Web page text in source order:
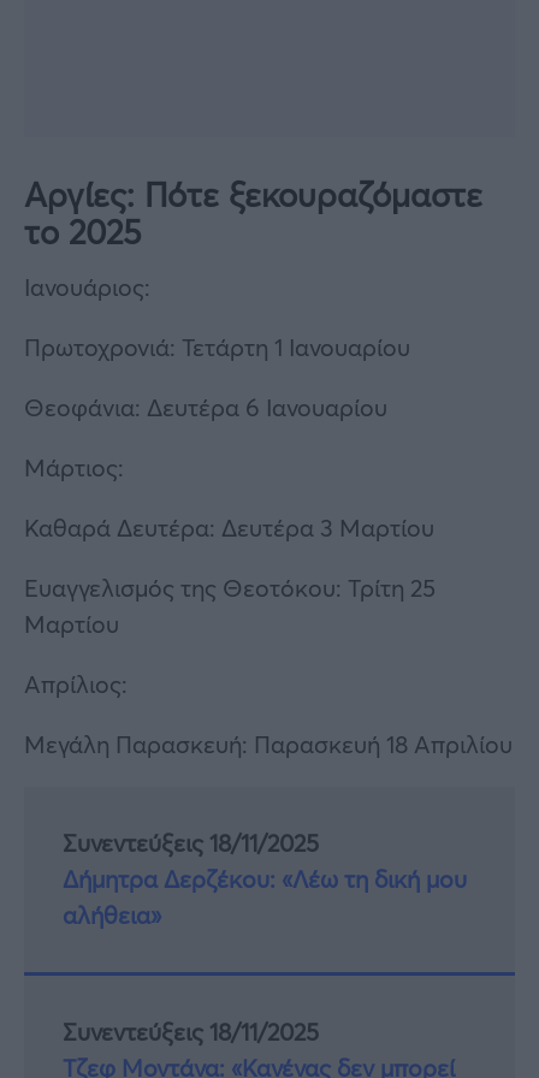
Αργίες: Πότε ξεκουραζόμαστε
το 2025
Ιανουάριος:
Πρωτοχρονιά: Τετάρτη 1 Ιανουαρίου
Θεοφάνια: Δευτέρα 6 Ιανουαρίου
Μάρτιος:
Καθαρά Δευτέρα: Δευτέρα 3 Μαρτίου
Ευαγγελισμός της Θεοτόκου: Τρίτη 25
Μαρτίου
Απρίλιος:
Μεγάλη Παρασκευή: Παρασκευή 18 Απριλίου
Συνεντεύξεις 18/11/2025
Δήμητρα Δερζέκου: «Λέω τη δική μου
αλήθεια»
Συνεντεύξεις 18/11/2025
Τζεφ Μοντάνα: «Κανένας δεν μπορεί